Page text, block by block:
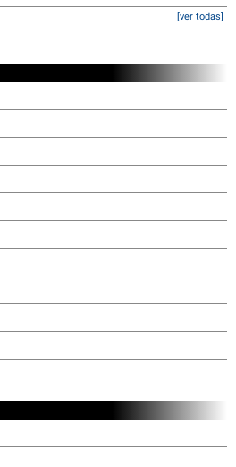
[ver todas]